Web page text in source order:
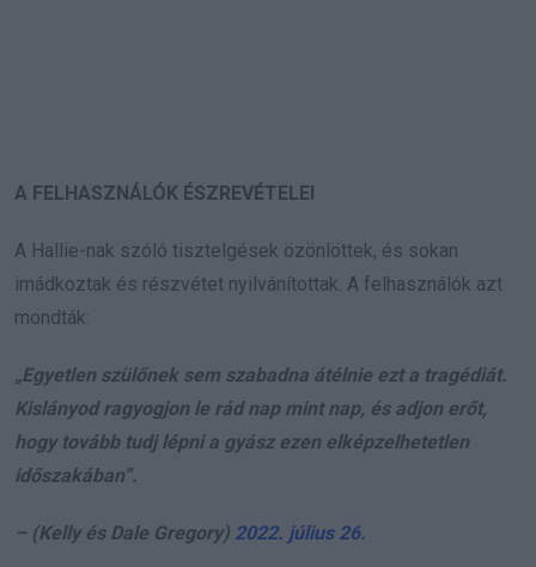
A FELHASZNÁLÓK ÉSZREVÉTELEI
A Hallie-nak szóló tisztelgések özönlöttek, és sokan
imádkoztak és részvétet nyilvánítottak. A felhasználók azt
mondták:
„Egyetlen szülőnek sem szabadna átélnie ezt a tragédiát.
Kislányod ragyogjon le rád nap mint nap, és adjon erőt,
hogy tovább tudj lépni a gyász ezen elképzelhetetlen
időszakában”.
– (Kelly és Dale Gregory) 2022. július 26.